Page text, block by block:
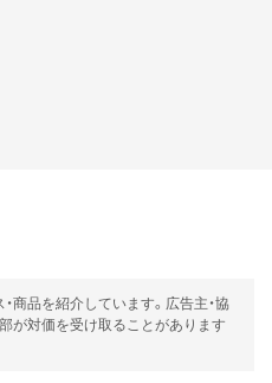
商品を紹介しています。広告主・協
が対価を受け取ることがあります